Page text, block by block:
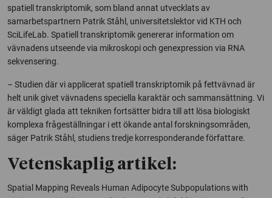
spatiell transkriptomik, som bland annat utvecklats av
samarbetspartnern Patrik Ståhl, universitetslektor vid KTH och
SciLifeLab. Spatiell transkriptomik genererar information om
vävnadens utseende via mikroskopi och genexpression via RNA
sekvensering.
– Studien där vi applicerat spatiell transkriptomik på fettvävnad är
helt unik givet vävnadens speciella karaktär och sammansättning. Vi
är väldigt glada att tekniken fortsätter bidra till att lösa biologiskt
komplexa frågeställningar i ett ökande antal forskningsområden,
säger Patrik Ståhl, studiens tredje korresponderande författare.
Vetenskaplig artikel:
Spatial Mapping Reveals Human Adipocyte Subpopulations with